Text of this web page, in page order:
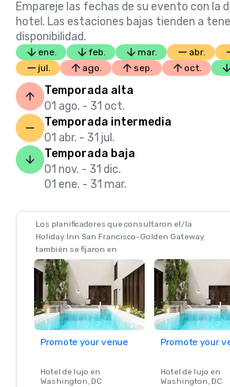
Empareje las fechas de su evento con la
hotel. Las estaciones bajas tienden a
disponibilidad.
ene. feb. mar. abr.
jul.
ago. sep. oct.
Temporada alta
01 ago. - 31 oct.
Temporada intermedia
01 abr. - 31 jul.
Temporada baja
01 nov. - 31 dic.
01 ene. - 31 mar.
Los planificadores que consultaron el/la
Holiday Inn San Francisco-Golden Gateway
también se fijaron en
Promote your venue
Hotel de lujo en
Washington, DC
Promote your
Hotel de lujo en
Washington, DC